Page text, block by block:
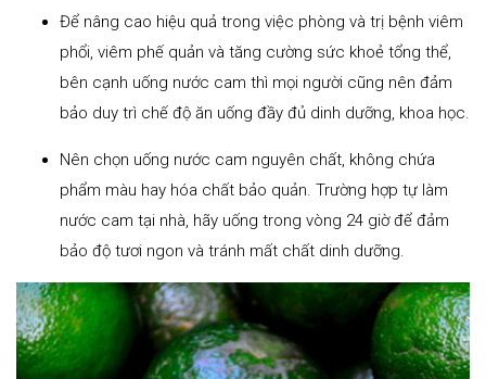
Để nâng cao hiệu quả trong việc phòng và trị bệnh viêm
phổi, viêm phế quản và tăng cường sức khoẻ tổng thể,
bên cạnh uống nước cam thì mọi người cũng nên đảm
bảo duy trì chế độ ăn uống đầy đủ dinh dưỡng, khoa học.
Nên chọn uống nước cam nguyên chất, không chứa
phẩm màu hay hóa chất bảo quản. Trường hợp tự làm
nước cam tại nhà, hãy uống trong vòng 24 giờ để đảm
bảo độ tươi ngon và tránh mất chất dinh dưỡng.